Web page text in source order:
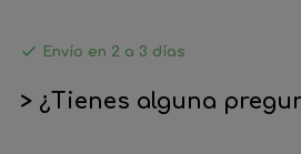
 Envío en 2 a 3 días
> ¿Tienes alguna